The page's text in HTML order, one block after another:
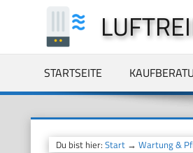
springen
STARTSEITE
Du bist hier: Start→ Wartung &